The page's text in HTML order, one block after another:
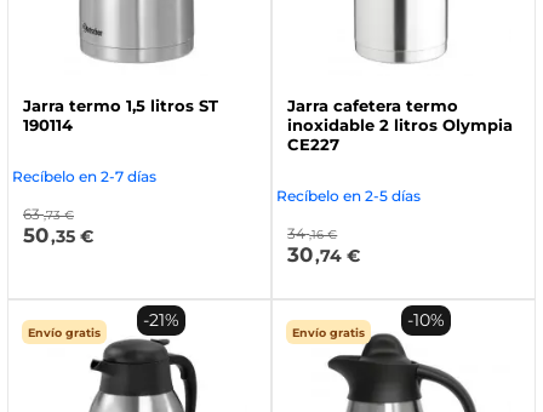
Jarra termo 1,5 litros ST
190114
Recíbelo en 2-7 días
63 ,73 €
50,35 €
Jarra cafetera termo
inoxidable 2 litros Olympia
CE227
Recíbelo en 2-5 días
34 ,16 €
30,74 €
Envío gratis
-21%
Envío gratis
-10%